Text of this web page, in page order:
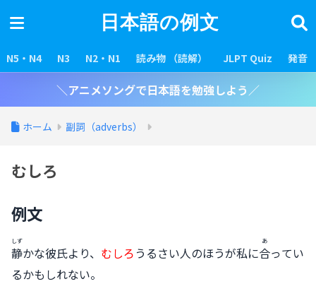
日本語の例文
N5・N4 N3 N2・N1 読み物 （読解） JLPT Quiz 発音
＼アニメソングで日本語を勉強しよう／
ホーム 副詞（adverbs）
むしろ
例文
静
しず
かな彼氏より、 むしろ うるさい人のほうが私に合
あ
ってい
るかもしれない。